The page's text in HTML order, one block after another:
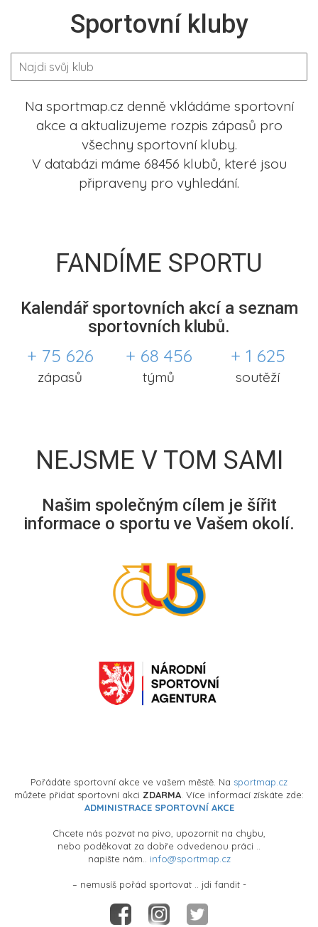
Sportovní kluby
Na sportmap.cz denně vkládáme sportovní
akce a aktualizujeme rozpis zápasů pro
všechny sportovní kluby.
V databázi máme 68456 klubů, které jsou
připraveny pro vyhledání.
FANDÍME SPORTU
Kalendář sportovních akcí a seznam
sportovních klubů.
+ 75 626
zápasů
+ 68 456
týmů
+ 1 625
soutěží
NEJSME V TOM SAMI
Našim společným cílem je šířit
informace o sportu ve Vašem okolí.
Pořádáte sportovní akce ve vašem městě. Na sportmap.cz
můžete přidat sportovní akci ZDARMA . Více informací získáte zde:
ADMINISTRACE SPORTOVNÍ AKCE
Chcete nás pozvat na pivo, upozornit na chybu,
nebo poděkovat za dobře odvedenou práci ..
napište nám.. info@sportmap.cz
– nemusíš pořád sportovat .. jdi fandit -